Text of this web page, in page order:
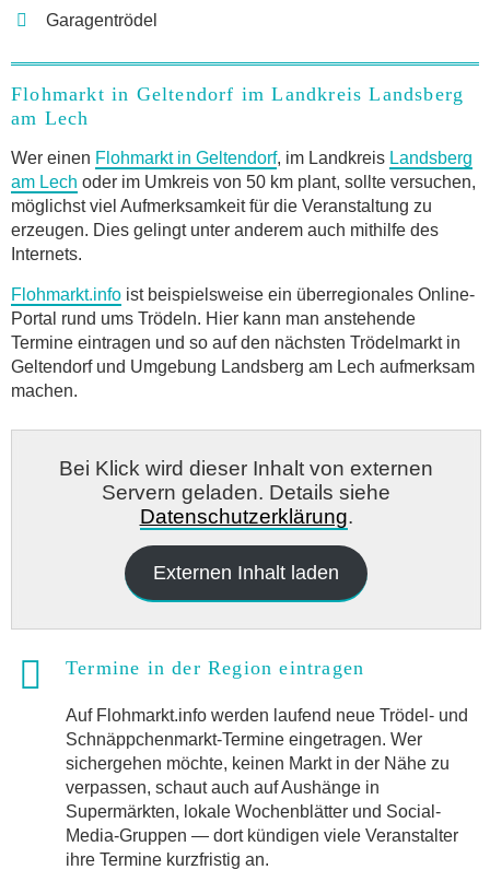
Garagentrödel
Flohmarkt in Geltendorf im Landkreis Landsberg
am Lech
Wer einen Flohmarkt in Geltendorf, im Landkreis Landsberg
am Lech oder im Umkreis von 50 km plant, sollte versuchen,
möglichst viel Aufmerksamkeit für die Veranstaltung zu
erzeugen. Dies gelingt unter anderem auch mithilfe des
Internets.
Flohmarkt.info ist beispielsweise ein überregionales Online-
Portal rund ums Trödeln. Hier kann man anstehende
Termine eintragen und so auf den nächsten Trödelmarkt in
Geltendorf und Umgebung Landsberg am Lech aufmerksam
machen.
Bei Klick wird dieser Inhalt von externen
Servern geladen. Details siehe
Datenschutzerklärung.
Externen Inhalt laden
Termine in der Region eintragen
Auf Flohmarkt.info werden laufend neue Trödel- und
Schnäppchenmarkt-Termine eingetragen. Wer
sichergehen möchte, keinen Markt in der Nähe zu
verpassen, schaut auch auf Aushänge in
Supermärkten, lokale Wochenblätter und Social-
Media-Gruppen — dort kündigen viele Veranstalter
ihre Termine kurzfristig an.